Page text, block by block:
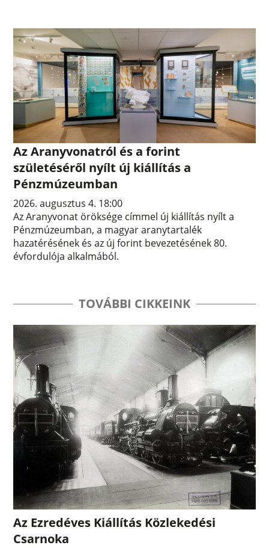
Az Aranyvonatról és a forint
születéséről nyílt új kiállítás a
Pénzmúzeumban
2026. augusztus 4. 18:00
Az Aranyvonat öröksége címmel új kiállítás nyílt a
Pénzmúzeumban, a magyar aranytartalék
hazatérésének és az új forint bevezetésének 80.
évfordulója alkalmából.
TOVÁBBI CIKKEINK
Az Ezredéves Kiállítás Közlekedési
Csarnoka